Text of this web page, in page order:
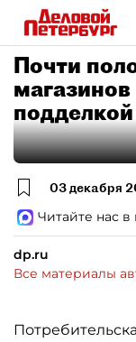
Почти
подделкой
03 декабря
Читайте нас
dp.ru
Все материалы